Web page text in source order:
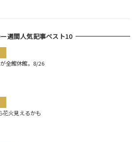
週間人気記事ベスト10
全館休館。8/26
花火見えるかも